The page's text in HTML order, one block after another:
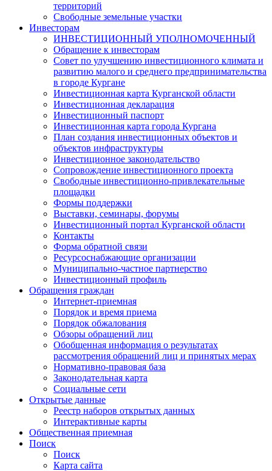
территорий
Свободные земельные участки
Инвесторам
ИНВЕСТИЦИОННЫЙ УПОЛНОМОЧЕННЫЙ
Обращение к инвесторам
Совет по улучшению инвестиционного климата и
развитию малого и среднего предпринимательства
в городе Кургане
Инвестиционная карта Курганской области
Инвестиционная декларация
Инвестиционный паспорт
Инвестиционная карта города Кургана
План создания инвестиционных объектов и
объектов инфраструктуры
Инвестиционное законодательство
Сопровождение инвестиционного проекта
Свободные инвестиционно-привлекательные
площадки
Формы поддержки
Выставки, семинары, форумы
Инвестиционный портал Курганской области
Контакты
Форма обратной связи
Ресурсоснабжающие организации
Муниципально-частное партнерство
Инвестиционный профиль
Обращения граждан
Интернет-приемная
Порядок и время приема
Порядок обжалования
Обзоры обращений лиц
Обобщенная информация о результатах
рассмотрения обращений лиц и принятых мерах
Нормативно-правовая база
Законодательная карта
Социальные сети
Открытые данные
Реестр наборов открытых данных
Интерактивные карты
Общественная приемная
Поиск
Поиск
Карта сайта